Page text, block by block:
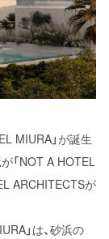
MIURA」が誕生
「NOT A HOTEL
ARCHITECTSが
」は、砂浜の